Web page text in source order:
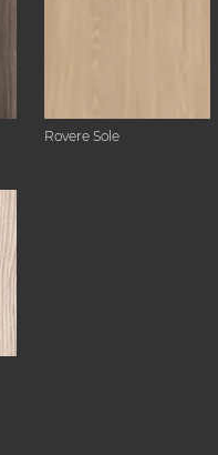
Rovere Sole